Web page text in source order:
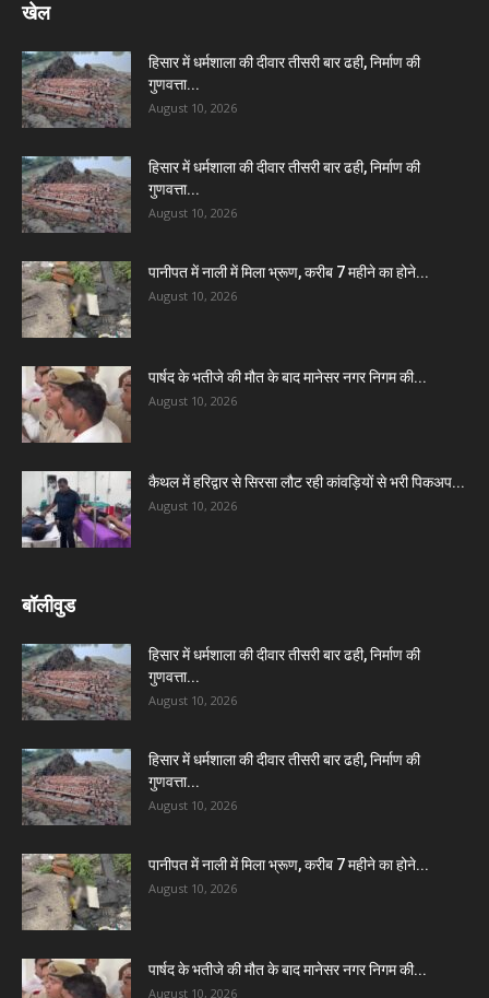
खेल
हिसार में धर्मशाला की दीवार तीसरी बार ढही, निर्माण की
गुणवत्ता...
August 10, 2026
हिसार में धर्मशाला की दीवार तीसरी बार ढही, निर्माण की
गुणवत्ता...
August 10, 2026
पानीपत में नाली में मिला भ्रूण, करीब 7 महीने का होने...
August 10, 2026
पार्षद के भतीजे की मौत के बाद मानेसर नगर निगम की...
August 10, 2026
कैथल में हरिद्वार से सिरसा लौट रही कांवड़ियों से भरी पिकअप...
August 10, 2026
बॉलीवुड
हिसार में धर्मशाला की दीवार तीसरी बार ढही, निर्माण की
गुणवत्ता...
August 10, 2026
हिसार में धर्मशाला की दीवार तीसरी बार ढही, निर्माण की
गुणवत्ता...
August 10, 2026
पानीपत में नाली में मिला भ्रूण, करीब 7 महीने का होने...
August 10, 2026
पार्षद के भतीजे की मौत के बाद मानेसर नगर निगम की...
August 10, 2026